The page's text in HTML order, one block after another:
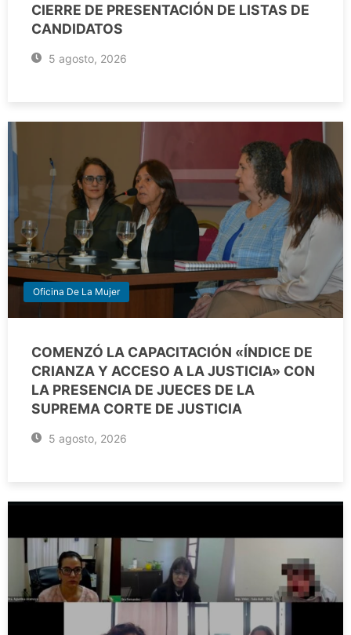
CIERRE DE PRESENTACIÓN DE LISTAS DE
CANDIDATOS
5 agosto, 2026
Oficina De La Mujer
COMENZÓ LA CAPACITACIÓN «ÍNDICE DE
CRIANZA Y ACCESO A LA JUSTICIA» CON
LA PRESENCIA DE JUECES DE LA
SUPREMA CORTE DE JUSTICIA
5 agosto, 2026